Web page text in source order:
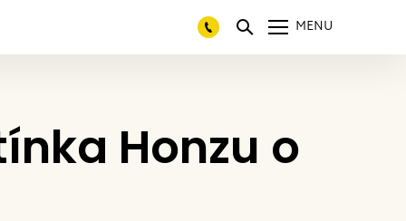
MENU
Honzu o